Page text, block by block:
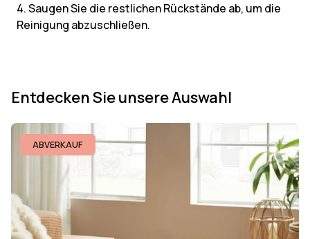
4. Saugen Sie die restlichen Rückstände ab, um die
Reinigung abzuschließen.
Entdecken Sie unsere Auswahl
ABVERKAUF